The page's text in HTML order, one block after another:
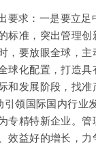
要求：一是要立
标准，突出管理
，要放眼全球，
球化配置，打造
和发展阶段，找
领国际国内行业
专精特新企业。
效益好的增长，